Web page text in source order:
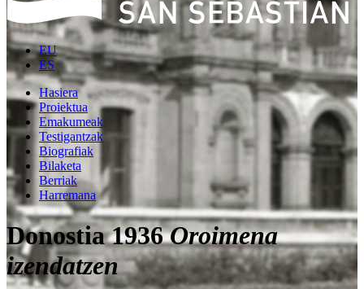
EU
ES
Hasiera
Proiektua
Emakumeak
Testigantzak
Biografiak
Bilaketa
Berriak
Harremana
Donostia 1936Oroimena
izendatzen